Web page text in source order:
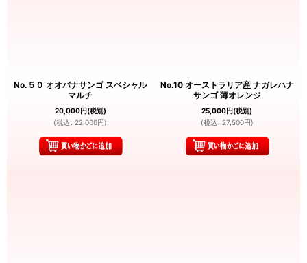
No.５０ オオバナサンゴ スペシャル
マルチ
20,000円(税別)
(税込 : 22,000円)
No.10 オーストラリア産 ナガレハナ
サンゴ 薄オレンジ
25,000円(税別)
(税込 : 27,500円)